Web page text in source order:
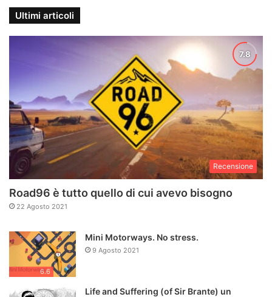
Ultimi articoli
Recensione
Road96 è tutto quello di cui avevo bisogno
22 Agosto 2021
6.6
Mini Motorways. No stress.
9 Agosto 2021
Life and Suffering (of Sir Brante) un